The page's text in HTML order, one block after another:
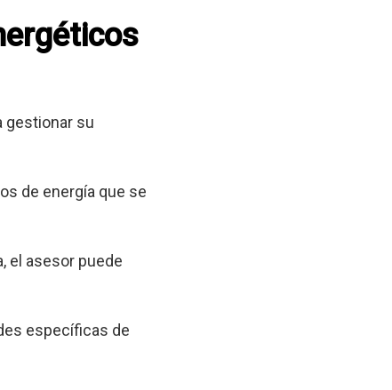
gestionar su
de energía que se
el asesor puede
específicas de